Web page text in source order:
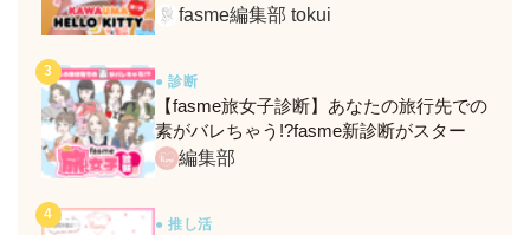
定メニュー＆グッズをレポ！
fasme編集部 tokui
● 診断
【fasme旅女子診断】あなたの旅行先での
素がバレちゃう!?fasme新診断がスター
ト！編集部
● 推し活